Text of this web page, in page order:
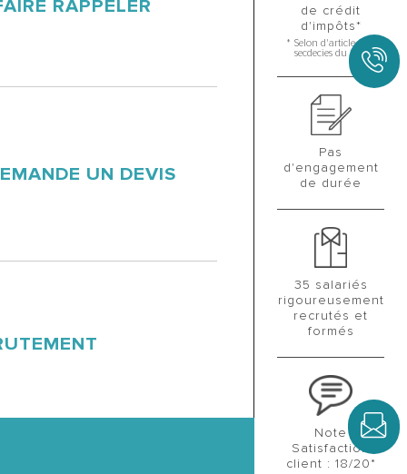
RAPPELER
UN DEVIS
de crédit
d'impôts*
* Selon d'article 199
secdecies du CGI
Pas
d'engagement
de durée
35 salariés
rigoureusement
recrutés et
formés
Note
Satisfaction
client : 18/20*